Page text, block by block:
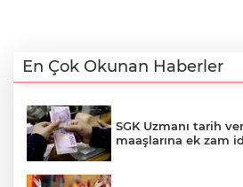
En Çok Okunan Haberler
SGK Uzmanı tarih
maaşlarına ek zam